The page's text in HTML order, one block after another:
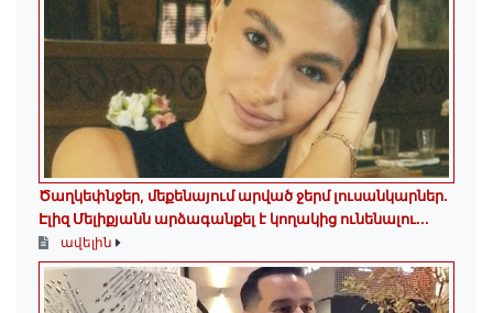
Ծաղկեփնջեր, մեքենայում արված ջերմ լուսանկարներ.
Էլիզ Մելիքյանն արձագանքել է կողակից ունենալու...
ավելին